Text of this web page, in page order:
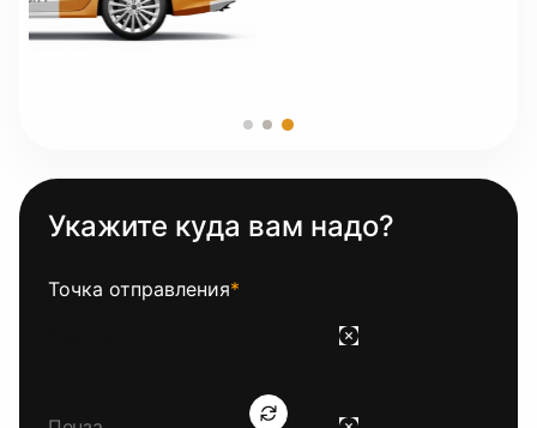
Укажите куда вам надо?
Точка отправления*